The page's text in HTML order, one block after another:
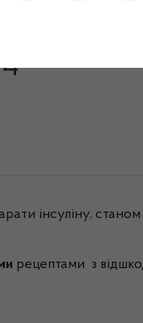
інсуліну,
рецептами з